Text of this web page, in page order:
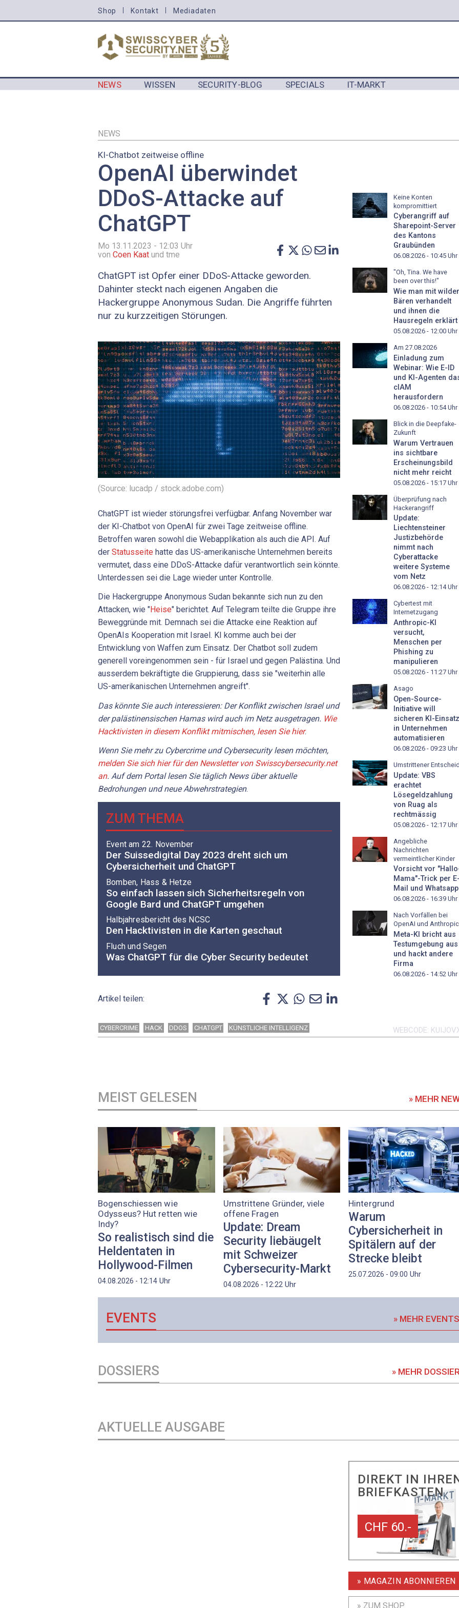
zum
MENU
Shop Kontakt Mediadaten
NEWS WISSEN SECURITY-BLOG SPECIALS IT-MARKT
NEWS
KI-Chatbot zeitweise offline
OpenAI überwindet
DDoS-Attacke auf
ChatGPT
Mo 13.11.2023 - 12:03 Uhr
von Coen Kaat und tme
ChatGPT ist Opfer einer DDoS-Attacke geworden.
Dahinter steckt nach eigenen Angaben die
Hackergruppe Anonymous Sudan. Die Angriffe führten
nur zu kurzzeitigen Störungen.
(Source: lucadp / stock.adobe.com)
ChatGPT ist wieder störungsfrei verfügbar. Anfang November war
der KI-Chatbot von OpenAI für zwei Tage zeitweise offline.
Betroffen waren sowohl die Webapplikation als auch die API. Auf
der Statusseite hatte das US-amerikanische Unternehmen bereits
vermutet, dass eine DDoS-Attacke dafür verantwortlich sein könnte.
Unterdessen sei die Lage wieder unter Kontrolle.
Die Hackergruppe Anonymous Sudan bekannte sich nun zu den
Attacken, wie "Heise" berichtet. Auf Telegram teilte die Gruppe ihre
Beweggründe mit. Demnach sei die Attacke eine Reaktion auf
OpenAIs Kooperation mit Israel. KI komme auch bei der
Entwicklung von Waffen zum Einsatz. Der Chatbot soll zudem
generell voreingenommen sein - für Israel und gegen Palästina. Und
ausserdem bekräftigte die Gruppierung, dass sie "weiterhin alle
US-amerikanischen Unternehmen angreift".
Das könnte Sie auch interessieren: Der Konflikt zwischen Israel und
der palästinensischen Hamas wird auch im Netz ausgetragen. Wie
Hacktivisten in diesem Konflikt mitmischen, lesen Sie hier.
Wenn Sie mehr zu Cybercrime und Cybersecurity lesen möchten,
melden Sie sich hier für den Newsletter von Swisscybersecurity.net
an. Auf dem Portal lesen Sie täglich News über aktuelle
Bedrohungen und neue Abwehrstrategien.
ZUM THEMA
Event am 22. November
Der Suissedigital Day 2023 dreht sich um
Cybersicherheit und ChatGPT
Bomben, Hass & Hetze
So einfach lassen sich Sicherheitsregeln von
Google Bard und ChatGPT umgehen
Halbjahresbericht des NCSC
Den Hacktivisten in die Karten geschaut
Fluch und Segen
Was ChatGPT für die Cyber Security bedeutet
Artikel teilen:
Keine Konten
kompromittiert
Cyberangriff auf
Sharepoint-Server
des Kantons
Graubünden
06.08.2026 - 10:45 Uhr
"Oh, Tina. We have
been over this!"
Wie man mit
Bären verhandelt
und ihnen die
Hausregeln erklärt
05.08.2026 - 12:00 Uhr
Am 27.08.2026
Einladung zum
Webinar: Wie E-ID
und KI-Agenten
cIAM
herausfordern
06.08.2026 - 10:54Uhr
Blick in die Deepfake-
Zukunft
Warum Vertrauen
ins sichtbare
Erscheinungsbild
nicht mehr reicht
05.08.2026 - 15:17 Uhr
Überprüfung nach
Hackerangriff
Update:
Liechtensteiner
Justizbehörde
nimmt nach
Cyberattacke
weitere Systeme
vom Netz
06.08.2026 - 12:14Uhr
Cybertest mit
Internetzugang
Anthropic-KI
versucht,
Menschen per
Phishing zu
manipulieren
05.08.2026 - 11:27 Uhr
Asago
Open-Source-
Initiative will
sicheren KI-Einsatz
in Unternehmen
automatisieren
06.08.2026 - 09:23 Uhr
Umstrittener
Update: VBS
erachtet
Lösegeldzahlung
von Ruag als
rechtmässig
05.08.2026 - 12:17 Uhr
Angebliche
Nachrichten
vermeintlicher Kinder
Vorsicht vor
Mama"-Trick per
Mail und Whatsapp
06.08.2026 - 16:39 Uhr
Nach Vorfällen bei
OpenAI und Anthropic
Meta-KI bricht aus
Testumgebung aus
und hackt andere
Firma
06.08.2026 - 14:52 Uhr
CYBERCRIME HACK DDOS CHATGPT KÜNSTLICHE INTELLIGENZ WEBCODE
MEIST GELESEN » MEHR
Bogenschiessen wie
Odysseus? Hut retten wie
Indy?
So realistisch sind die
Heldentaten in
Hollywood-Filmen
04.08.2026 - 12:14 Uhr
Umstrittene Gründer, viele
offene Fragen
Update: Dream
Security liebäugelt
mit Schweizer
Cybersecurity-Markt
04.08.2026 - 12:22Uhr
Hintergrund
Warum
Cybersicherheit in
Spitälern auf der
Strecke bleibt
25.07.2026 - 09:00 Uhr
EVENTS » MEHR
DOSSIERS » MEHR
AKTUELLE AUSGABE
DIREKT IN
BRIEFKASTEN
CHF 60.-
» MAGAZIN ABONNIEREN
» ZUM SHOP